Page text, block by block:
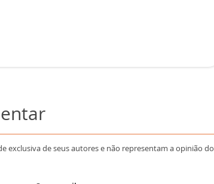
exclusiva de seus autores e não representam a opinião do